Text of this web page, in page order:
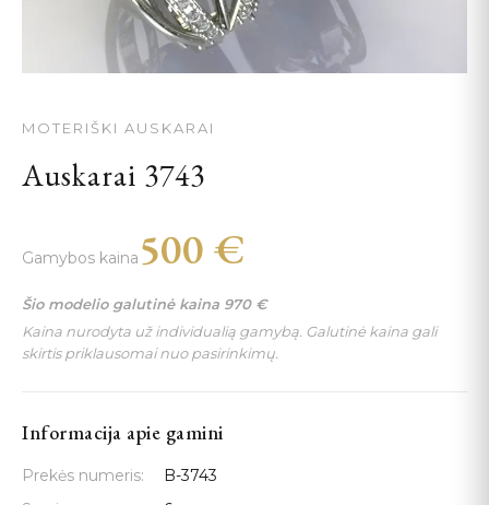
MOTERIŠKI AUSKARAI
Auskarai 3743
Gamybos kaina 500 €
Šio modelio galutinė kaina 970 €
Kaina nurodyta už individualią gamybą. Galutinė kaina gali
skirtis priklausomai nuo pasirinkimų.
Informacija apie gamini
Prekės numeris:
B-3743